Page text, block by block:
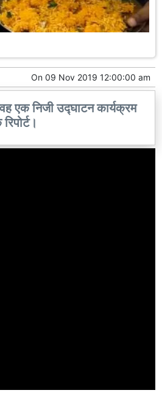
On 09 Nov 2019 12:00:00 am
एक निजी उद्घाटन कार्यक्रम